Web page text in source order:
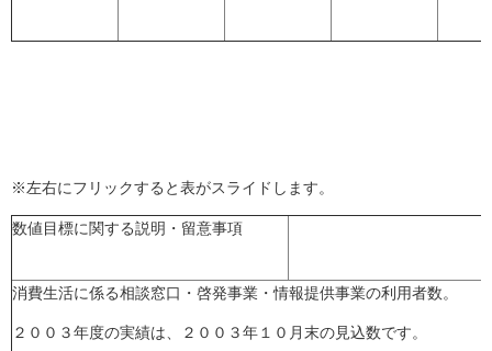
※左右にフリックすると表がスライドします。
数値目標に関する説明・留意事項
消費生活に係る相談窓口・啓発事業・情報提供事業の利用者数。
２００３年度の実績は、２００３年１０月末の見込数です。